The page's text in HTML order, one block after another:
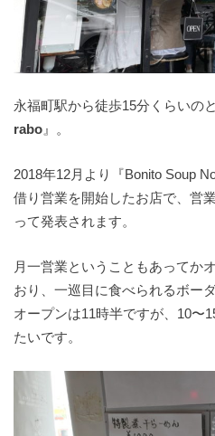
永福町駅から徒歩15分くらいの
rabo 』。
2018年12月より『Bonito Soup
借り営業を開始したお店で、営
って発表されます。
月一営業ということもあってか
おり、一巡目に食べられるボー
オープンは11時半ですが、10〜
たいです。